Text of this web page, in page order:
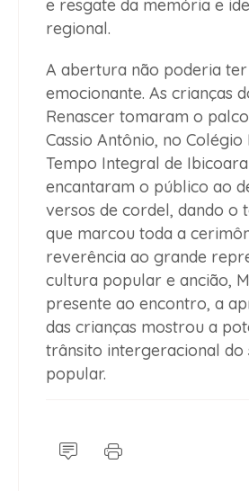
e resgate da memória e
regional.
A abertura não poderia ter
emocionante. As crianças
Renascer tomaram o
Cassio Antônio, no Colégio
Tempo Integral de Ibicoara
encantaram o público ao
versos de cordel, dando o
que marcou toda a
reverência ao grande
cultura popular e ancião,
presente ao encontro, a
das crianças mostrou a
trânsito intergeracional do
popular.